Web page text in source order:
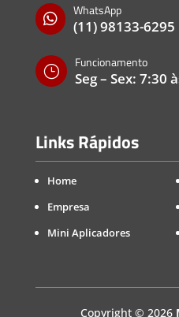

WhatsApp
(11) 98133-6295
}
Funcionamento
Seg – Sex: 7:30
Links Rápidos
Home
Empresa
Mini Aplicadores
Copyright © 2026